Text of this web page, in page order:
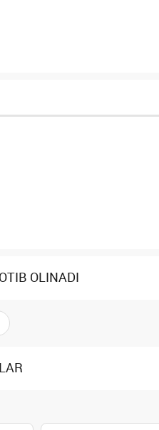
OLINADI